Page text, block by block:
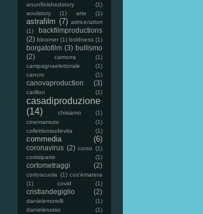
anunfinishedstory
(1)
aoulstory
(1) arte (1)
astrafilm (7) attrice/attori
(1)
backfilmproductions
(2) bloomer (1) boldness (1)
borgatofilm (3) bullismo
(2)
camorra
(1)
campagnaelettorale
(1)
cancro
(1)
canovaproduction (3)
carillon (1)
casadiproduzione
(14)
chisiamo
(1)
cinemamuto
(1)
collettivosudevita
(1)
commedia (6)
coronavirus (2) corso (1)
cortisiparte
(1)
cortometraggi (2)
cortoscuola (1) cos'èmatera
(1)
covid (1)
cristiandegiglio (2)
danielemorelli
(1)
danielerusso
(1)